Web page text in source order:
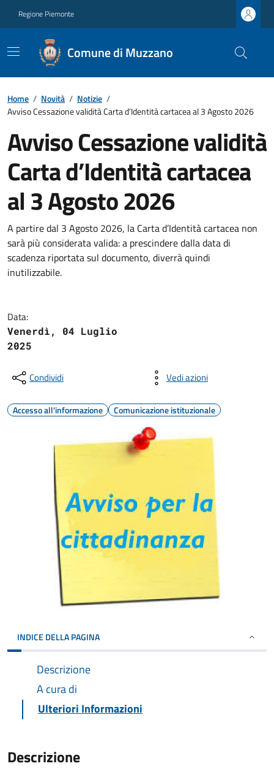
Regione Piemonte
Comune di Muzzano
Home / Novità / Notizie /
Avviso Cessazione validità Carta d’Identità cartacea al 3 Agosto 2026
Avviso Cessazione validità
Carta d’Identità cartacea
al 3 Agosto 2026
A partire dal 3 Agosto 2026, la Carta d’Identità cartacea non
sarà più considerata valida: a prescindere dalla data di
scadenza riportata sul documento, diverrà quindi
inutilizzabile.
Data:
Venerdì, 04 Luglio
2025
Condividi Vedi azioni
Accesso all'informazione Comunicazione istituzionale
INDICE DELLA PAGINA
Descrizione
A cura di
Ulteriori Informazioni
Descrizione